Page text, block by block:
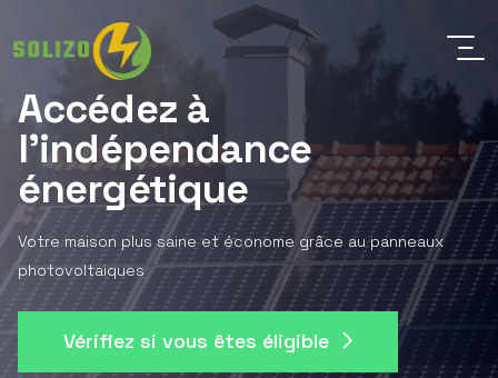
Accédez à
l'indépendance
énergétique
Votre maison plus saine et économe grâce au panneaux
photovoltaiques
Vérifiez si vous êtes éligible